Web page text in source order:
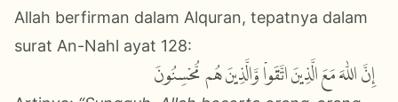
Allah berfirman dalam Alquran, tepatnya dalam
surat An-Nahl ayat 128:
إِنَّ اللّٰهَ مَعَ الَّذِينَ اتَّقَواْ وَّالَّذِينَ هُم مُّحْسِنُونَ